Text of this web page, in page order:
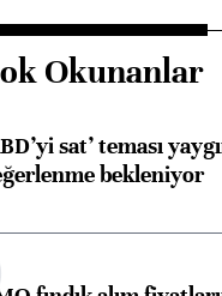
Okunanlar
sat’ teması
bekleniyor